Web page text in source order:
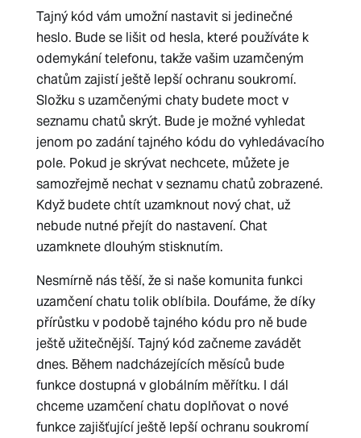
Tajný kód vám umožní nastavit si jedinečné
heslo. Bude se lišit od hesla, které používáte k
odemykání telefonu, takže vašim uzamčeným
chatům zajistí ještě lepší ochranu soukromí.
Složku s uzamčenými chaty budete moct v
seznamu chatů skrýt. Bude je možné vyhledat
jenom po zadání tajného kódu do vyhledávacího
pole. Pokud je skrývat nechcete, můžete je
samozřejmě nechat v seznamu chatů zobrazené.
Když budete chtít uzamknout nový chat, už
nebude nutné přejít do nastavení. Chat
uzamknete dlouhým stisknutím.
Nesmírně nás těší, že si naše komunita funkci
uzamčení chatu tolik oblíbila. Doufáme, že díky
přírůstku v podobě tajného kódu pro ně bude
ještě užitečnější. Tajný kód začneme zavádět
dnes. Během nadcházejících měsíců bude
funkce dostupná v globálním měřítku. I dál
chceme uzamčení chatu doplňovat o nové
funkce zajišťující ještě lepší ochranu soukromí